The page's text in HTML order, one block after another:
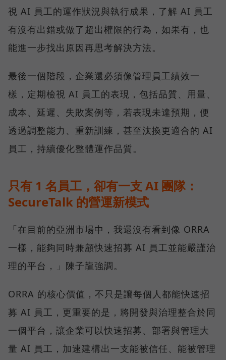
視 AI 員工的運作狀況與執行成果，了解 AI 員工
有沒有出錯或做了超出權限的行為，如果有，也
能進一步找出原因再思考解決方法。
最後一個階段，企業還必須像管理員工績效一
樣，定期檢視 AI 員工的表現，包括品質、用量、
成本、延遲、失敗案例等，若表現未達預期，便
透過調整能力、重新訓練，甚至汰換更適合的 AI
員工，持續優化整體運作品質。
只有 1 名員工，卻有一支 AI 團隊：
SecureTalk 的營運新模式
「在目前的亞洲市場中，我還沒有看到像 ORRA
一樣，能夠同時兼顧快速招募 AI 員工並能嚴謹治
理的平台，」陳子龍強調。
ORRA 的核心價值，不只是讓每個人都能快速招
募 AI 員工，更重要的是，將開發與治理整合於同
一個平台，讓企業可以快速招募、部署與管理大
量 AI 員工，加速建構出一支能被信任、能被管理